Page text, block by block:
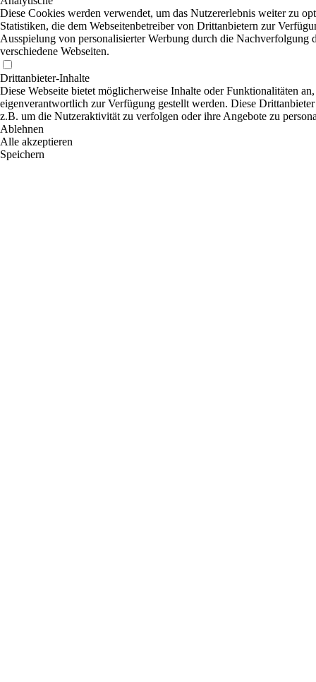
Diese Cookies werden verwendet, um das Nutzererlebnis weiter zu
Statistiken, die dem Webseitenbetreiber von Drittanbietern zur
Ausspielung von personalisierter Werbung durch die Nachverfolgung
verschiedene Webseiten.
Drittanbieter-Inhalte
Diese Webseite bietet möglicherweise Inhalte oder Funktionalitäten
eigenverantwortlich zur Verfügung gestellt werden. Diese
z.B. um die Nutzeraktivität zu verfolgen oder ihre Angebote zu
Ablehnen
Alle akzeptieren
Speichern